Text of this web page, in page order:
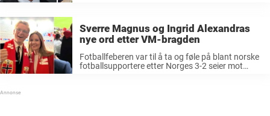
Sverre Magnus og Ingrid Alexandras
nye ord etter VM-bragden
Fotballfeberen var til å ta og føle på blant norske
fotballsupportere etter Norges 3-2 seier mot